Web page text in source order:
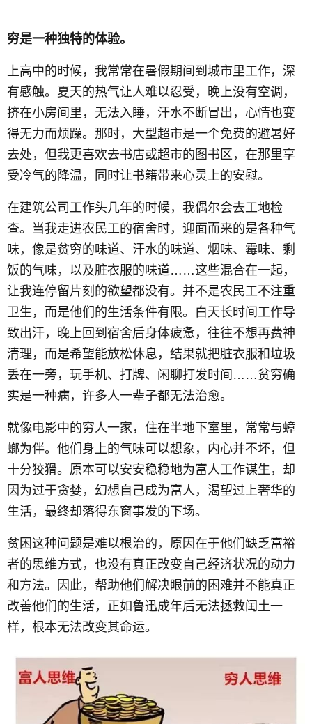
穷是一种独特的体验。
上高中的时候，我常常在暑假期间到城市里工作，深
有感触。夏天的热气让人难以忍受，晚上没有空调，
挤在小房间里，无法入睡，汗水不断冒出，心情也变
得无力而烦躁。那时，大型超市是一个免费的避暑好
去处，但我更喜欢去书店或超市的图书区，在那里享
受冷气的降温，同时让书籍带来心灵上的安慰。
在建筑公司工作头几年的时候，我偶尔会去工地检
查。当我走进农民工的宿舍时，迎面而来的是各种气
味，像是贫穷的味道、汗水的味道、烟味、霉味、剩
饭的气味，以及脏衣服的味道……这些混合在一起，
让我连停留片刻的欲望都没有。并不是农民工不注重
卫生，而是他们的生活条件有限。白天长时间工作导
致出汗，晚上回到宿舍后身体疲惫，往往不想再费神
清理，而是希望能放松休息，结果就把脏衣服和垃圾
丢在一旁，玩手机、打牌、闲聊打发时间……贫穷确
实是一种病，许多人一辈子都无法治愈。
就像电影中的穷人一家，住在半地下室里，常常与蟑
螂为伴。他们身上的气味可以想象，内心并不坏，但
十分狡猾。原本可以安安稳稳地为富人工作谋生，却
因为过于贪婪，幻想自己成为富人，渴望过上奢华的
生活，最终却落得东窗事发的下场。
贫困这种问题是难以根治的，原因在于他们缺乏富裕
者的思维方式，也没有真正改变自己经济状况的动力
和方法。因此，帮助他们解决眼前的困难并不能真正
改善他们的生活，正如鲁迅成年后无法拯救闰土一
样，根本无法改变其命运。